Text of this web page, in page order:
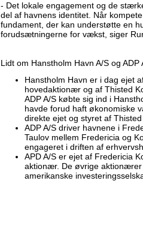
- Det lokale engagement og de
del af havnens identitet. Når
fundament, der kan understøtte en
forudsætningerne for vækst, siger
Lidt om Hanstholm Havn A/S og ADP
Hanstholm Havn er i dag ejet
hovedaktionær og af Thisted
ADP A/S købte sig ind i
havde forud haft økonomiske
direkte ejet og styret af
ADP A/S driver havnene i
Taulov mellem Fredericia og
engageret i driften af
APD A/S er ejet af Fredericia
aktionær. De øvrige
amerikanske